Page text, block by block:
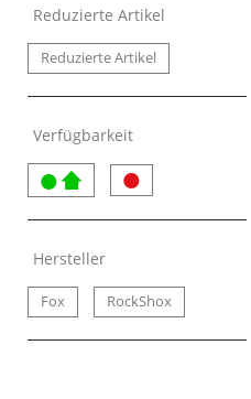
Brems- und Schalthebel
Bremssättel
Bremsscheiben
Federgabel
Freilauf
Felgen/Laufräder
Lenkerbänder
Kettenschutzringe
Kassetten
Ketten
Kurbelgarnituren
Reduzierte Artikel
Reduzierte Artikel
Verfügbarkeit
Hersteller
Fox RockShox